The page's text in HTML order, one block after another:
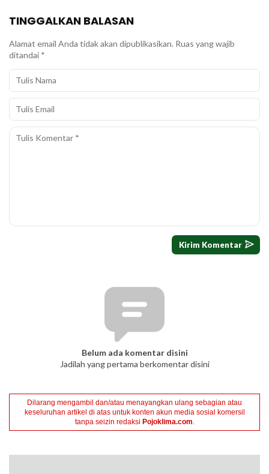
TINGGALKAN BALASAN
Alamat email Anda tidak akan dipublikasikan. Ruas yang wajib
ditandai *
Belum ada komentar disini
Jadilah yang pertama berkomentar disini
Dilarang mengambil dan/atau menayangkan ulang sebagian atau
keseluruhan artikel di atas untuk konten akun media sosial komersil
tanpa seizin redaksi Pojoklima.com.